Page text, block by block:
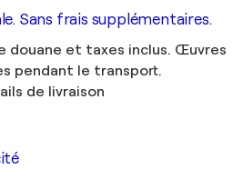
Sans frais supplémentaires.
douane et taxes inclus. Œuvres
pendant le transport.
de livraison